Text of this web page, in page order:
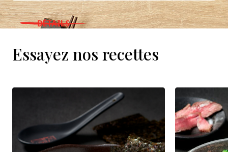
DÉTAILS
Essayez nos recettes